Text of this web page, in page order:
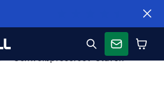
Schweißpressrost-Stufen